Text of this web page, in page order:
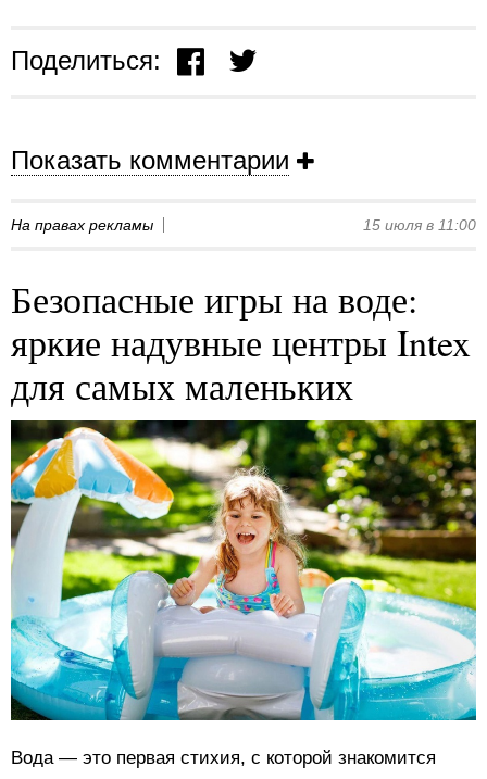
Поделиться:
Показать комментарии
На правах рекламы 15 июля в 11:00
Безопасные игры на воде:
яркие надувные центры Intex
для самых маленьких
Вода — это первая стихия, с которой знакомится